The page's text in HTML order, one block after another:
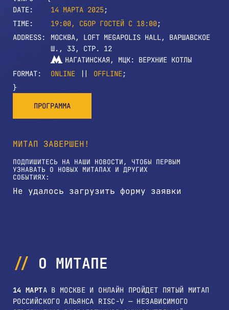
DATE
14 МАРТА 2025
TIME
19:00, СБОР ГОСТЕЙ С 18:00
ADDRESS
МОСКВА, LOFT MEGAPOLIS HALL, ВАРШАВСКОЕ
Ш., 33, СТР. 12
НАГАТИНСКАЯ, МЦК: ВЕРХНИЕ КОТЛЫ
FORMAT
ONLINE OFFLINE
ПРОГРАММА
МИТАП ЗАВЕРШЕН!
ПОДПИШИТЕСЬ НА НАШИ НОВОСТИ, ЧТОБЫ ПЕРВЫМ
УЗНАВАТЬ О НОВЫХ МИТАПАХ И ДРУГИХ
СОБЫТИЯХ:
Не удалось загрузить форму заявки
О МИТАПЕ
14 МАРТА В МОСКВЕ И ОНЛАЙН ПРОЙДЕТ ПЯТЫЙ МИТАП
РОССИЙСКОГО АЛЬЯНСА RISC-V — НЕЗАВИСИМОГО